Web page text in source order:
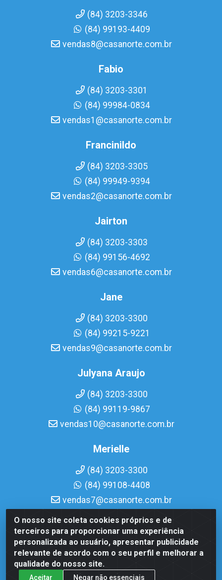
O nosso site coleta cookies próprios e de
terceiros para proporcionar uma experiência
personalizada ao usuário, apresentar publicidade
relevante de acordo com o seu perfil e melhorar a
qualidade do nosso site.
Aceitar Negar não essenciais
(84) 3203-3346
(84) 99193-4409
vendas8@casanorte.com.br
Fabio
(84) 3203-3301
(84) 99984-0834
vendas1@casanorte.com.br
Francinildo
(84) 3203-3305
(84) 99949-9394
vendas2@casanorte.com.br
Jairton
(84) 3203-3303
(84) 99156-4692
vendas6@casanorte.com.br
Jane
(84) 3203-3300
(84) 99215-9221
vendas9@casanorte.com.br
Julyana Araujo
(84) 3203-3300
(84) 99119-9867
vendas10@casanorte.com.br
Merielle
(84) 3203-3300
(84) 99108-4408
vendas7@casanorte.com.br
Casa Norte LTDA - Av. Interventor Mário Câmara, 1815 -
Dix-Sept Rosado, Natal/RN - CEP 59054-600 - CNPJ
08.713.513/0001-51